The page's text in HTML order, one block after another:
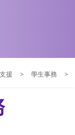
援 > 學生事務 >